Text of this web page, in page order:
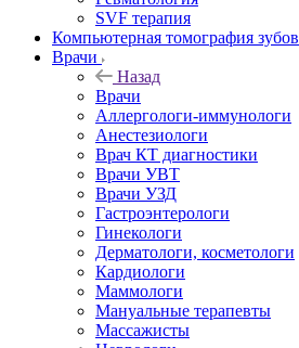
SVF терапия
Компьютерная томография зубов
Врачи
Назад
Врачи
Аллергологи-иммунологи
Анестезиологи
Врач КТ диагностики
Врачи УВТ
Врачи УЗД
Гастроэнтерологи
Гинекологи
Дерматологи, косметологи
Кардиологи
Маммологи
Мануальные терапевты
Массажисты